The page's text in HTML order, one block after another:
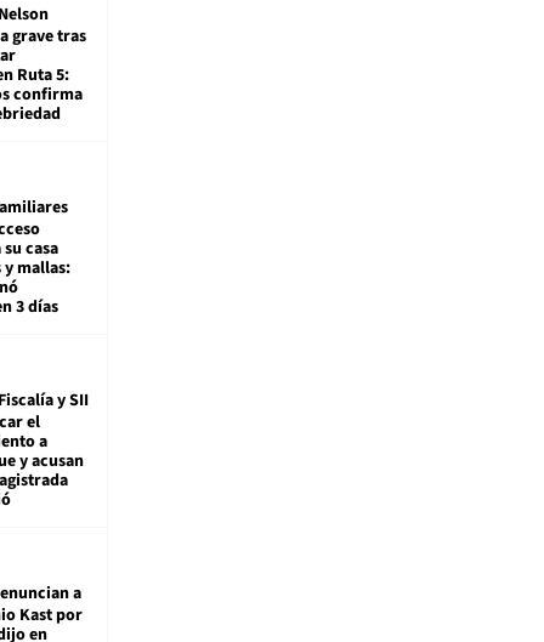
Nelson
grave tras
Ruta 5:
confirma
casa
mallas:
3 días
Fiscalía y SII
el
a
y acusan
a
Kast por
en